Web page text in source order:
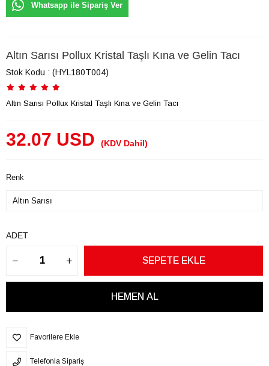
Whatsapp ile Sipariş Ver
Altın Sarısı Pollux Kristal Taşlı Kına ve Gelin Tacı
Stok Kodu (HYL180T004)
Altın Sarısı Pollux Kristal Taşlı Kına ve Gelin Tacı
32.07 USD (KDV Dahil)
Renk
ADET
Favorilere Ekle
Telefonla Sipariş